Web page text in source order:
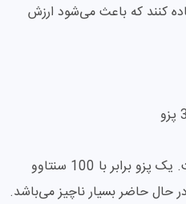
کنند که باعث می‌شود ارزش
پزو پول ملی جمهوری کلمبیا است. یک پزو برابر با 100 سنتاوو
حال حاضر بسیار ناچیز می‌باشد.